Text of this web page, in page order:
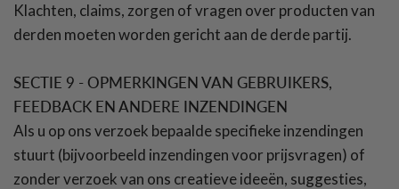
Klachten, claims, zorgen of vragen over producten van
derden moeten worden gericht aan de derde partij.
SECTIE 9 - OPMERKINGEN VAN GEBRUIKERS,
FEEDBACK EN ANDERE INZENDINGEN
Als u op ons verzoek bepaalde specifieke inzendingen
stuurt (bijvoorbeeld inzendingen voor prijsvragen) of
zonder verzoek van ons creatieve ideeën, suggesties,